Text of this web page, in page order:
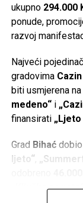
ukupno 294.000
ponude,
razvoj
Najveći
gradovima Cazin
biti usmjerena
medeno“i
finansirati
Grad Bihaćdobio
ljeto“
„Ključke